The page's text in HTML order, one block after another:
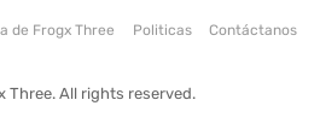
de Frogx Three Politicas Contáctanos
Three. All rights reserved.